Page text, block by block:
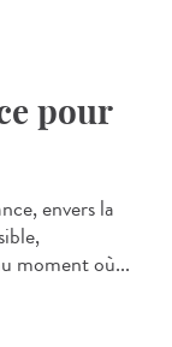
pour
envers la
moment où...